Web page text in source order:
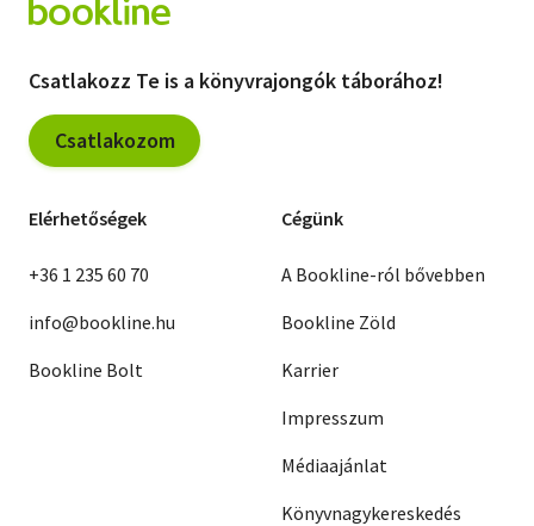
Csatlakozz Te is a könyvrajongók táborához!
Csatlakozom
Elérhetőségek
+36 1 235 60 70
info@bookline.hu
Bookline Bolt
Cégünk
A Bookline-ról bővebben
Bookline Zöld
Karrier
Impresszum
Médiaajánlat
Könyvnagykereskedés